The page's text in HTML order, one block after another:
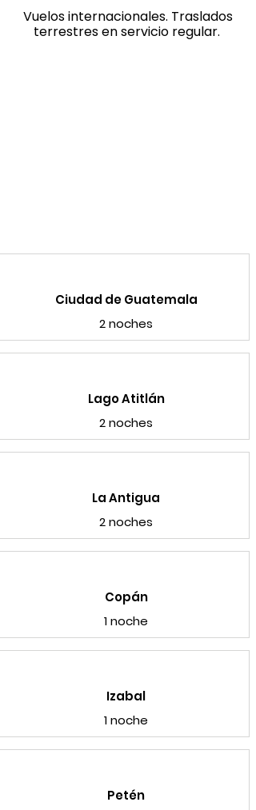
Vuelos internacionales. Traslados
terrestres en servicio regular.
Ciudad de Guatemala
2 noches
Lago Atitlán
2 noches
La Antigua
2 noches
Copán
1 noche
Izabal
1 noche
Petén